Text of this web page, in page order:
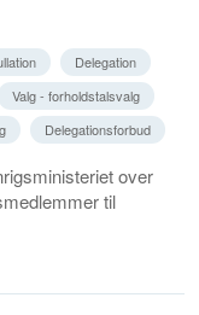
Delegation
Valg - forholdstalsvalg
Delegationsforbud
over
til